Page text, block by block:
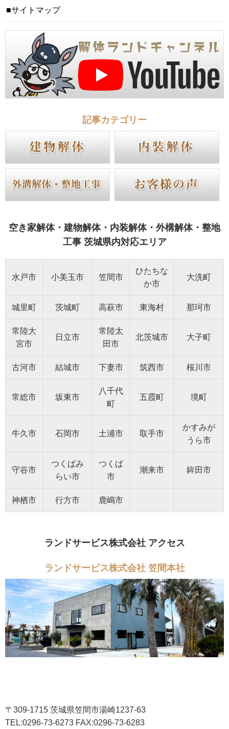
サイトマップ
記事カテゴリー
空き家解体・建物解体・内装解体・外構解体・整地
工事 茨城県内対応エリア
水戸市 小美玉市 笠間市
ひたちな
か市
大洗町
城里町 茨城町 高萩市 東海村 那珂市
常陸大
宮市
日立市
常陸太
田市
北茨城市 大子町
古河市 結城市 下妻市 筑西市 桜川市
常総市 坂東市
八千代
町
五霞町 境町
牛久市 石岡市 土浦市 取手市
かすみが
うら市
守谷市
つくばみ
らい市
つくば
市
潮来市 鉾田市
神栖市 行方市 鹿嶋市
ランドサービス株式会社 アクセス
ランドサービス株式会社 笠間本社
〒309-1715 茨城県笠間市湯崎1237-63
TEL:0296-73-6273 FAX:0296-73-6283